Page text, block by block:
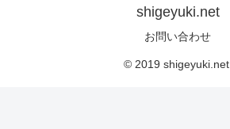
shigeyuki.net
お問い合わせ
© 2019 shigeyuki.net.